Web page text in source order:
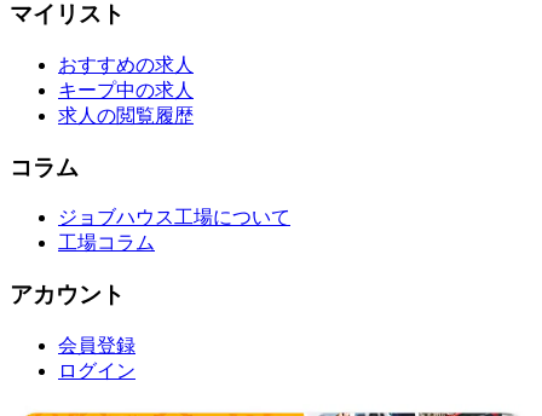
マイリスト
おすすめの求人
キープ中の求人
求人の閲覧履歴
コラム
ジョブハウス工場について
工場コラム
アカウント
会員登録
ログイン